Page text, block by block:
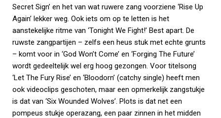
Secret Sign’ en het van wat ruwere zang voorziene ‘Rise Up
Again’ lekker weg. Ook iets om op te letten is het
aanstekelijke ritme van ‘Tonight We Fight!’ Best apart. De
ruwste zangpartijen – zelfs een heus stuk met echte grunts
– komt voor in ‘God Won’t Come’ en ‘Forging The Future’
wordt gedeeltelijk wel erg hoog gezongen. Voor titelsong
‘Let The Fury Rise’ en ‘Bloodorn’ (catchy single) heeft men
ook videoclips geschoten, maar een opmerkelijk zangstukje
is dat van ‘Six Wounded Wolves’. Plots is dat net een
pompeus stukje operazang, een paar zinnen in het midden